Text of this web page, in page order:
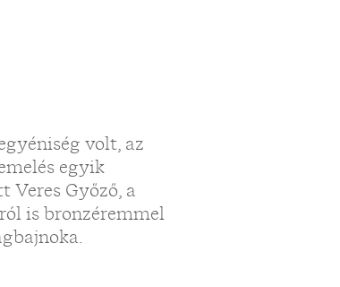
volt, az
egyik
Győző, a
is bronzéremmel